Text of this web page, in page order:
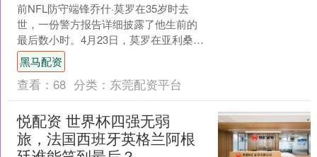
前NFL防守端锋乔什·莫罗在35岁时去
世，一份警方报告详细披露了他生前的
最后数小时。4月23日，莫罗在亚利桑那
的家中被发现身亡，初步调查指向意外
过量服用药物。 ....
黑马配资
查看： 68 分类： 东莞配资平台
悦配资 世界杯四强无弱
旅，法国西班牙英格兰阿根